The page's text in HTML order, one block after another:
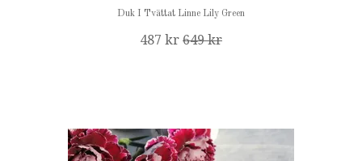
Duk I Tvättat Linne Lily Green
487 kr 649 kr